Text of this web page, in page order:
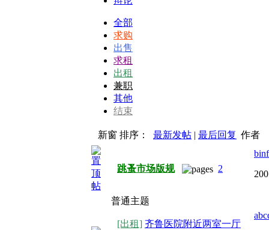
全部
求购
出售
求租
出租
兼职
其他
结束
新窗 排序： 最新发帖 | 最后回复 作者
跳蚤市场版规 2
普通主题
[出租] 齐鲁医院附近两室一厅